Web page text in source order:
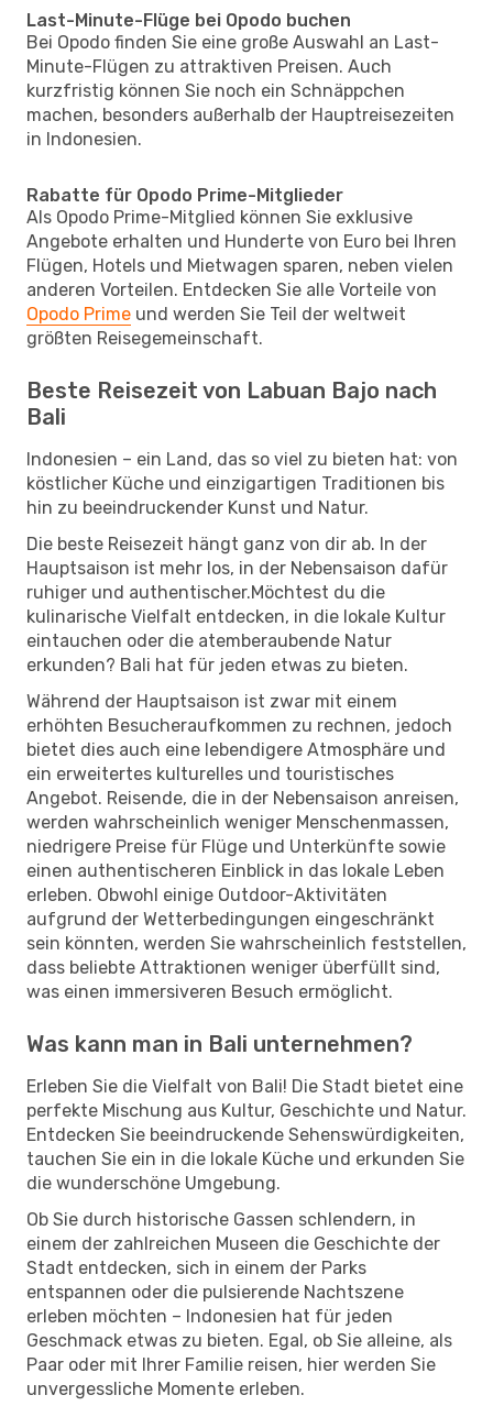
Last-Minute-Flüge bei Opodo buchen
Bei Opodo finden Sie eine große Auswahl an Last-
Minute-Flügen zu attraktiven Preisen. Auch
kurzfristig können Sie noch ein Schnäppchen
machen, besonders außerhalb der Hauptreisezeiten
in Indonesien.
Rabatte für Opodo Prime-Mitglieder
Als Opodo Prime-Mitglied können Sie exklusive
Angebote erhalten und Hunderte von Euro bei Ihren
Flügen, Hotels und Mietwagen sparen, neben vielen
anderen Vorteilen. Entdecken Sie alle Vorteile von
Opodo Prime und werden Sie Teil der weltweit
größten Reisegemeinschaft.
Beste Reisezeit von Labuan Bajo nach
Bali
Indonesien – ein Land, das so viel zu bieten hat: von
köstlicher Küche und einzigartigen Traditionen bis
hin zu beeindruckender Kunst und Natur.
Die beste Reisezeit hängt ganz von dir ab. In der
Hauptsaison ist mehr los, in der Nebensaison dafür
ruhiger und authentischer.Möchtest du die
kulinarische Vielfalt entdecken, in die lokale Kultur
eintauchen oder die atemberaubende Natur
erkunden? Bali hat für jeden etwas zu bieten.
Während der Hauptsaison ist zwar mit einem
erhöhten Besucheraufkommen zu rechnen, jedoch
bietet dies auch eine lebendigere Atmosphäre und
ein erweitertes kulturelles und touristisches
Angebot. Reisende, die in der Nebensaison anreisen,
werden wahrscheinlich weniger Menschenmassen,
niedrigere Preise für Flüge und Unterkünfte sowie
einen authentischeren Einblick in das lokale Leben
erleben. Obwohl einige Outdoor-Aktivitäten
aufgrund der Wetterbedingungen eingeschränkt
sein könnten, werden Sie wahrscheinlich feststellen,
dass beliebte Attraktionen weniger überfüllt sind,
was einen immersiveren Besuch ermöglicht.
Was kann man in Bali unternehmen?
Erleben Sie die Vielfalt von Bali! Die Stadt bietet eine
perfekte Mischung aus Kultur, Geschichte und Natur.
Entdecken Sie beeindruckende Sehenswürdigkeiten,
tauchen Sie ein in die lokale Küche und erkunden Sie
die wunderschöne Umgebung.
Ob Sie durch historische Gassen schlendern, in
einem der zahlreichen Museen die Geschichte der
Stadt entdecken, sich in einem der Parks
entspannen oder die pulsierende Nachtszene
erleben möchten – Indonesien hat für jeden
Geschmack etwas zu bieten. Egal, ob Sie alleine, als
Paar oder mit Ihrer Familie reisen, hier werden Sie
unvergessliche Momente erleben.